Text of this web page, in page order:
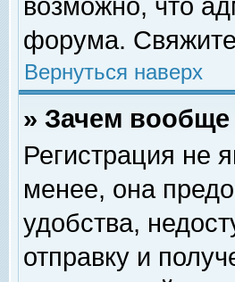
возможно, что
форума.
Вернуться наверх
» Зачем вообще
Регистрация не
менее, она
удобства,
отправку и